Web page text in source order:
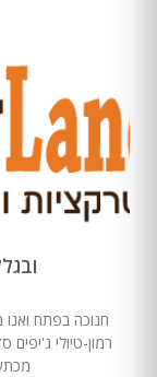
חנוכה בפתח
רמון-טיולי